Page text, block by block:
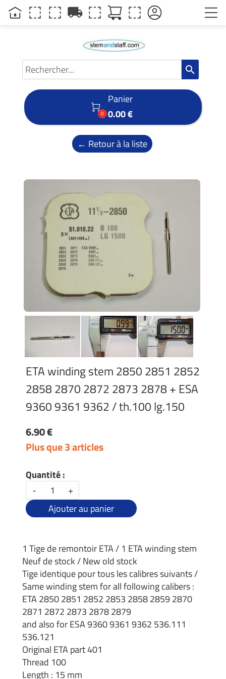
search

0
Panier
0.00 €
← Retour à la liste
ETA winding stem 2850 2851 2852
2858 2870 2872 2873 2878 + ESA
9360 9361 9362 / th.100 lg.150
6.90 €
Plus que 3 articles
Quantité :
-
+
Ajouter au panier
1 Tige de remontoir ETA / 1 ETA winding stem
Neuf de stock / New old stock
Tige identique pour tous les calibres suivants /
Same winding stem for all following calibers :
ETA 2850 2851 2852 2853 2858 2859 2870
2871 2872 2873 2878 2879
and also for ESA 9360 9361 9362 536.111
536.121
Original ETA part 401
Thread 100
Length : 15 mm
local_shipping